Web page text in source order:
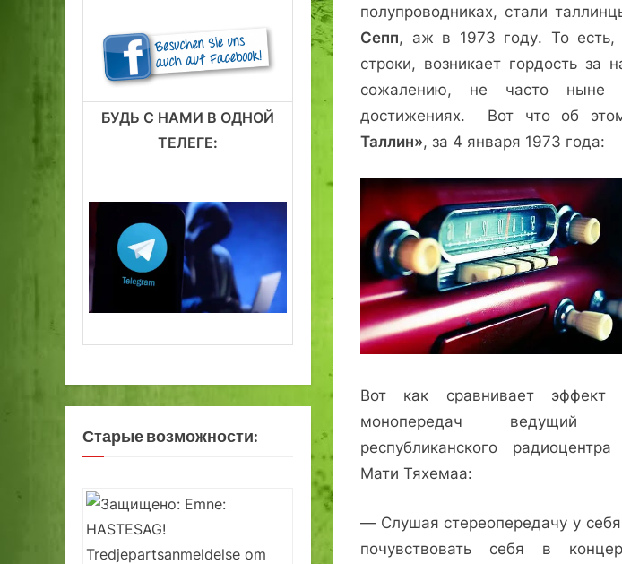
полупроводниках, стали
Сепп, аж в 1973 году. То есть,
строки, возникает гордость за
сожалению, не часто ныне
достижениях. Вот что об
Таллин», за 4 января 1973 года:
Вот как сравнивает эф­фект
монопередач веду­щий
республиканского
Мати Тяхемаа:
— Слушая стереопередачу у
почувствовать себя в
БУДЬ С НАМИ В ОДНОЙ
ТЕЛЕГЕ:
Старые возможности: